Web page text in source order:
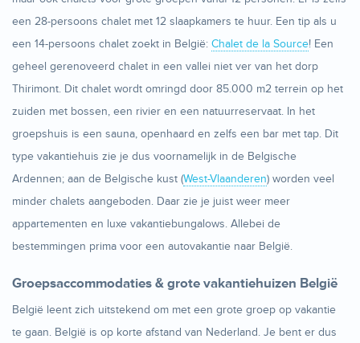
een 28-persoons chalet met 12 slaapkamers te huur. Een tip als u
een 14-persoons chalet zoekt in België: Chalet de la Source! Een
geheel gerenoveerd chalet in een vallei niet ver van het dorp
Thirimont. Dit chalet wordt omringd door 85.000 m2 terrein op het
zuiden met bossen, een rivier en een natuurreservaat. In het
groepshuis is een sauna, openhaard en zelfs een bar met tap. Dit
type vakantiehuis zie je dus voornamelijk in de Belgische
Ardennen; aan de Belgische kust (West-Vlaanderen) worden veel
minder chalets aangeboden. Daar zie je juist weer meer
appartementen en luxe vakantiebungalows. Allebei de
bestemmingen prima voor een autovakantie naar België.
Groepsaccommodaties & grote vakantiehuizen België
België leent zich uitstekend om met een grote groep op vakantie
te gaan. België is op korte afstand van Nederland. Je bent er dus